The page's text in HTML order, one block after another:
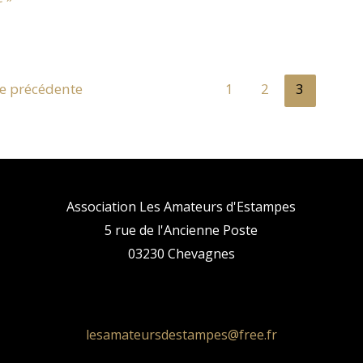
précédente 1 2 3
Association Les Amateurs d'Estampes
5 rue de l'Ancienne Poste
03230 Chevagnes
lesamateursdestampes@free.fr